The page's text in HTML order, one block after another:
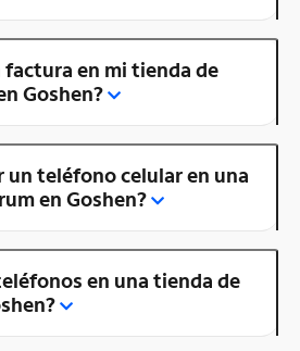
factura en mi tienda de
Goshen?
un teléfono celular en una
en Goshen?
en una tienda de